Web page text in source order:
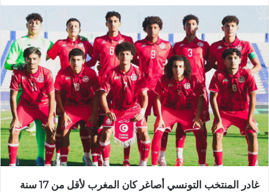
غادر المنتخب التونسي أصاغر كان المغرب لأقل من 17 سنة